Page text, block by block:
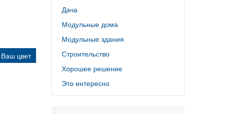
Ваш цвет
Дача
Модульные дома
Модульные здания
Строительство
Хорошее решение
Это интересно